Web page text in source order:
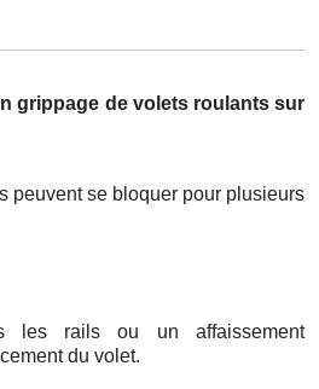
grippage de volets roulants sur
peuvent se bloquer pour plusieurs
les rails ou un affaissement
du volet.